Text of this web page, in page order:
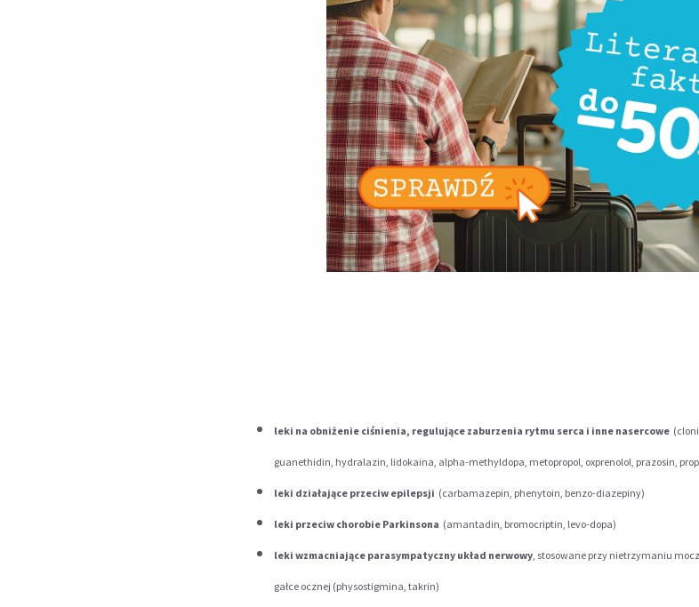
leki na obniżenie ciśnienia, regulujące zaburzenia rytmu serca i inne nasercowe
guanethidin, hydralazin, lidokaina, alpha-methyldopa, metopropol, oxprenolol, prazosin,
leki działające przeciw epilepsji (carbamazepin, phenytoin, benzo-diazepiny)
leki przeciw chorobie Parkinsona (amantadin, bromocriptin, levo-dopa)
leki wzmacniające parasympatyczny układ nerwowy , stosowane przy nietrzymaniu
gałce ocznej (physostigmina, takrin)